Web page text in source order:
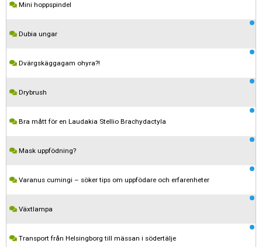
Mini hoppspindel
Dubia ungar
Dvärgskäggagam ohyra?!
Drybrush
Bra mått för en Laudakia Stellio Brachydactyla
Mask uppfödning?
Varanus cumingi – söker tips om uppfödare och erfarenheter
Växtlampa
Transport från Helsingborg till mässan i södertälje